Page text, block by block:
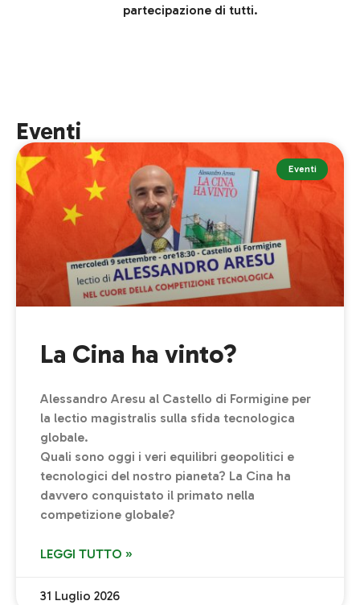
partecipazione di tutti.
Eventi
Eventi
La Cina ha vinto?
Alessandro Aresu al Castello di Formigine per
la lectio magistralis sulla sfida tecnologica
globale.
Quali sono oggi i veri equilibri geopolitici e
tecnologici del nostro pianeta? La Cina ha
davvero conquistato il primato nella
competizione globale?
LEGGI TUTTO »
31 Luglio 2026